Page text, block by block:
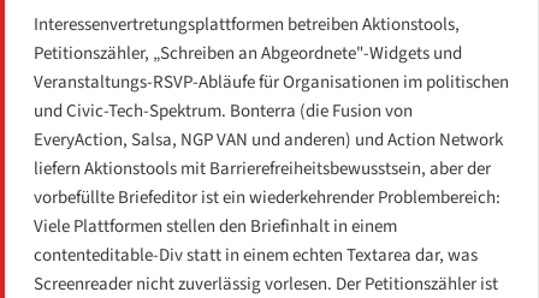
Interessenvertretungsplattformen betreiben Aktionstools,
Petitionszähler, „Schreiben an Abgeordnete"-Widgets und
Veranstaltungs-RSVP-Abläufe für Organisationen im politischen
und Civic-Tech-Spektrum. Bonterra (die Fusion von
EveryAction, Salsa, NGP VAN und anderen) und Action Network
liefern Aktionstools mit Barrierefreiheitsbewusstsein, aber der
vorbefüllte Briefeditor ist ein wiederkehrender Problembereich:
Viele Plattformen stellen den Briefinhalt in einem
contenteditable-Div statt in einem echten Textarea dar, was
Screenreader nicht zuverlässig vorlesen. Der Petitionszähler ist